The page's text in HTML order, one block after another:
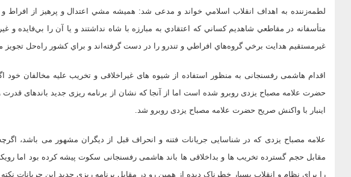
لطمه‌زننده به اهداف انقلاب اسلامي خواند و مدعی شد: هميشه مشي اعتدال و پرهيز از افراط
متأسفانه در مقاطعي شاهديم كساني كه اعتقادي به مبارزه با شاه نداشتند و يا آن را بي‌فايده و
غيرمستقيم هدايت برخي گروه‌هاي افراطي و تندرو را در دست گرفته‌اند و براي كشور راه‌حل تجويز
اقدام هاشمی رفسنجانی به منظور استفاده از شیوه های غیراخلاقی و تخریب علیه مخالفان
حضرت علامه مصباح یزدی روبرو شده است اما از آنجا که نشان از برنامه ریزی جدید باندهای
اینبار با واکنش صریح حضرت علامه مصباح یزدی روبرو شد.
علامه مصباح یزدی که در شناسایی جریانات فتنه و انحراف قبل از دیگران مشهور می باشد،
مقابل حجم گسترده تخریب ها و بداخلاقی ها باند هاشمی رفسنجانی سکوت پیشه کرده بود اما
را برای نظام و انقلاب بسیار خطرناک دیده از همین رو در مقابل برنامه ریزی جدید این جریانات